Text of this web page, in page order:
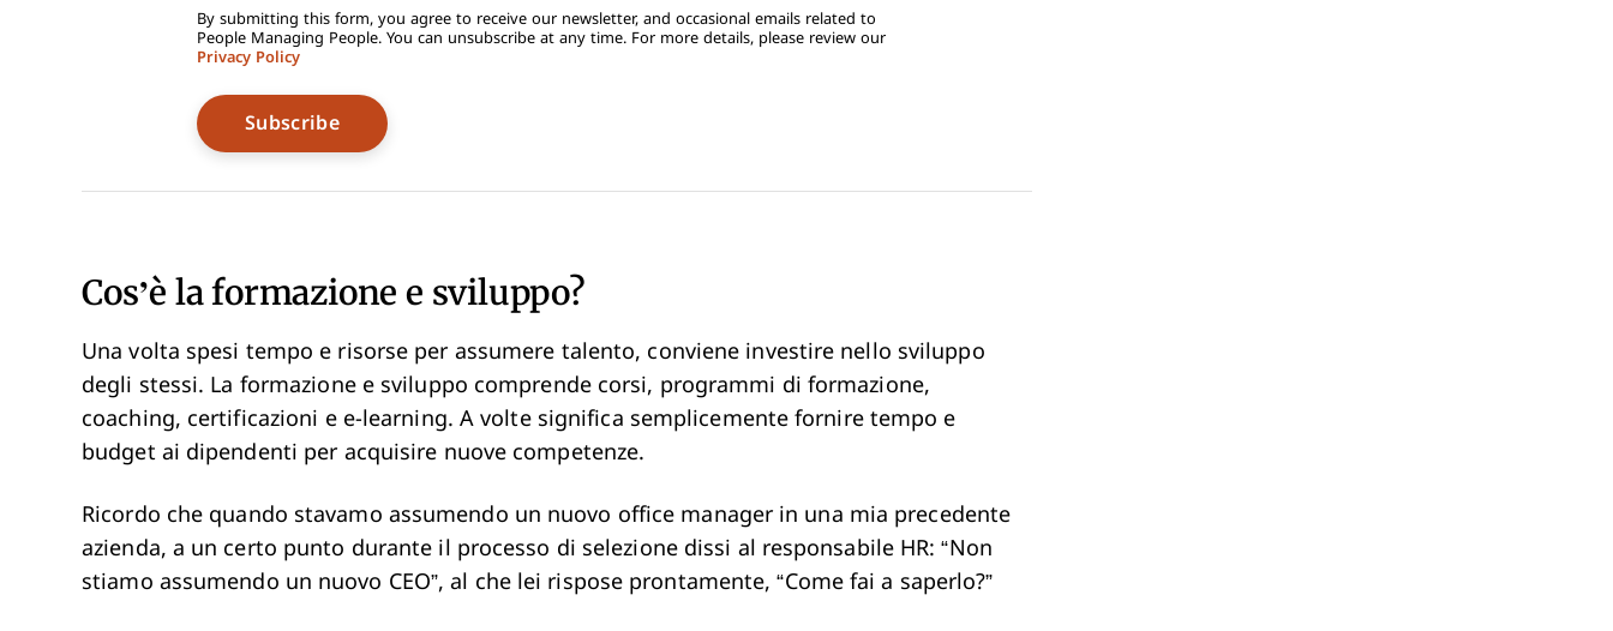
By submitting this form, you agree to receive our newsletter, and occasional emails related to
People Managing People. You can unsubscribe at any time. For more details, please review our
Privacy Policy
Cos’è la formazione e sviluppo?
Una volta spesi tempo e risorse per assumere talento, conviene investire nello sviluppo
degli stessi. La formazione e sviluppo comprende corsi, programmi di formazione,
coaching, certificazioni e e-learning. A volte significa semplicemente fornire tempo e
budget ai dipendenti per acquisire nuove competenze.
Ricordo che quando stavamo assumendo un nuovo office manager in una mia precedente
azienda, a un certo punto durante il processo di selezione dissi al responsabile HR: “Non
stiamo assumendo un nuovo CEO”, al che lei rispose prontamente, “Come fai a saperlo?”